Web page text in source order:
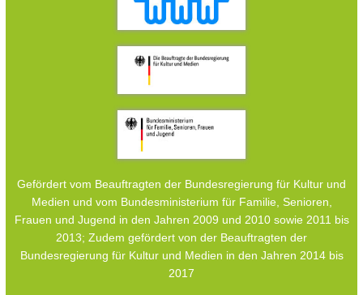
Gefördert vom Beauftragten der Bundesregierung für Kultur und
Medien und vom Bundesministerium für Familie, Senioren,
Frauen und Jugend in den Jahren 2009 und 2010 sowie 2011 bis
2013; Zudem gefördert von der Beauftragten der
Bundesregierung für Kultur und Medien in den Jahren 2014 bis
2017